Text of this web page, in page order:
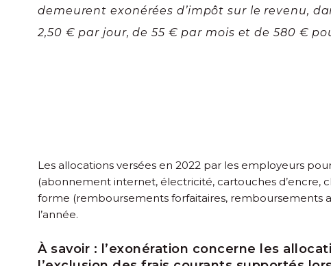
demeurent exonérées d’impôt sur le revenu,
2,50 € par jour, de 55 € par mois et de 580 €
Les allocations versées en 2022 par les employeurs
(abonnement internet, électricité, cartouches d’encre,
forme (remboursements forfaitaires, remboursements
l’année.
À savoir : l’exonération concerne les